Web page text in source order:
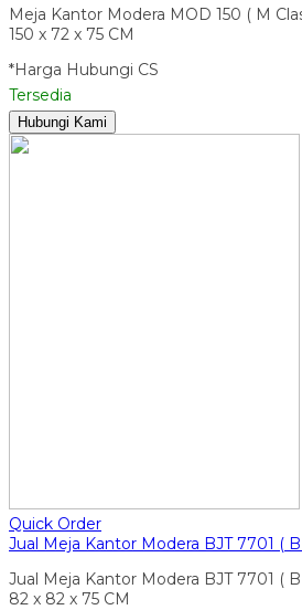
Meja Kantor Modera MOD 150 ( M
150 x 72 x 75 CM
*Harga Hubungi CS
Tersedia
Hubungi Kami
Quick Order
Jual Meja Kantor Modera BJT 7701 ( B
Jual Meja Kantor Modera BJT 7701 ( B
82 x 82 x 75 CM